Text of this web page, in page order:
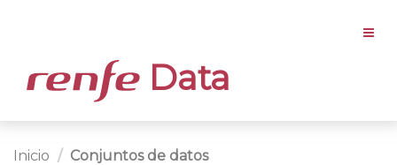
Data
Inicio Conjuntos de datos